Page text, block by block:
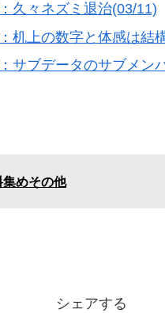
久々ネズミ退治(03/11)
机上の数字と体感は結
サブデータのサブメン
めその他
シェアする